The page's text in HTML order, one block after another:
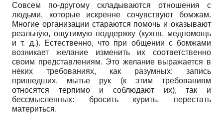
Совсем по-другому складываются отношения с
людьми, которые искренне сочувствуют бомжам.
Многие организации стараются помочь и оказывают
реальную, ощутимую поддержку (кухня, медпомощь
и т. д.). Естественно, что при общении с бомжами
возникает желание изменить их соответственно
своим представлениям. Это желание выражается в
неких требованиях, как разумных: запись
пришедших, мытье рук (к этим требованиям
относятся терпимо и соблюдают их), так и
бессмысленных: бросить курить, перестать
материться.